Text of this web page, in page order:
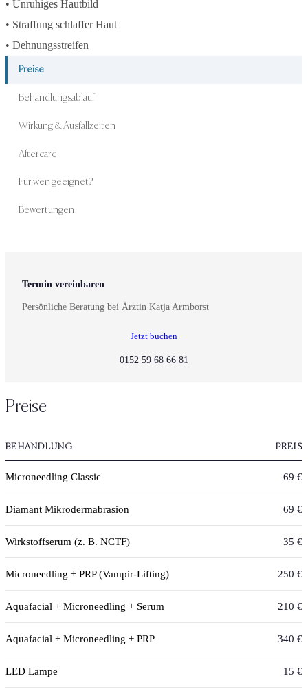
• Unruhiges Hautbild
• Straffung schlaffer Haut
• Dehnungsstreifen
Preise
Behandlungsablauf
Wirkung & Ausfallzeiten
Aftercare
Für wen geeignet?
Bewertungen
Termin vereinbaren
Persönliche Beratung bei Ärztin Katja Armborst
Jetzt buchen
0152 59 68 66 81
Preise
BEHANDLUNG PREIS
Microneedling Classic 69 €
Diamant Mikrodermabrasion 69 €
Wirkstoffserum (z. B. NCTF) 35 €
Microneedling + PRP (Vampir-Lifting) 250 €
Aquafacial + Microneedling + Serum 210 €
Aquafacial + Microneedling + PRP 340 €
LED Lampe 15 €